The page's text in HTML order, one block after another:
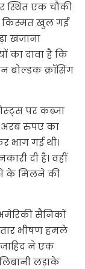
स्थित एक चौकी
किस्मत खुल गई
खजाना
का दावा है कि
बोल्डक क्रॉसिंग
पर कब्जा
अरब रुपए का
भाग गई थी।
दी है। वहीं
के मिलने की
सैनिकों
भीषण हमले
ने एक
लड़ाके